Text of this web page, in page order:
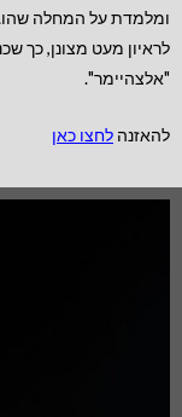
לראיון מעט מצונן, כך
"אלצהיימר".
להאזנה לחצו כאן